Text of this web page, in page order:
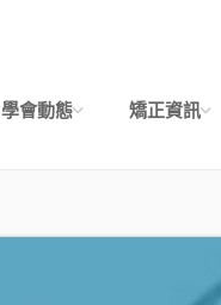
學會動態 矯正資訊